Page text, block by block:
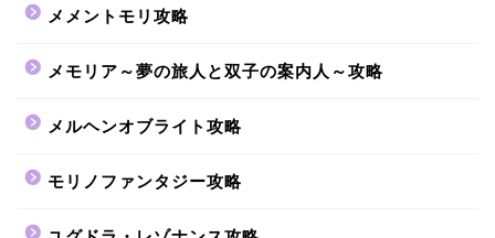
メメントモリ攻略
メモリア～夢の旅人と双子の案内人～攻略
メルヘンオブライト攻略
モリノファンタジー攻略